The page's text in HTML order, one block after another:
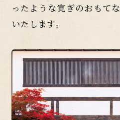
ったような寛ぎのおもて
いたします。